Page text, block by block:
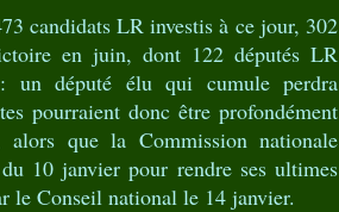
candidats LR investis à ce jour, 302
en juin, dont 122 députés LR
député élu qui cumule perdra
pourraient donc être profondément
alors que la Commission nationale
10 janvier pour rendre ses ultimes
le Conseil national le 14 janvier.